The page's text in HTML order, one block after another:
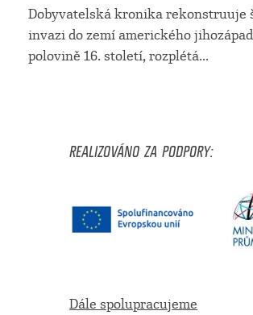
Dobyvatelská kronika rekonstruuje
invazi do zemí amerického
polovině 16. století, rozplétá...
REALIZOVÁNO ZA PODPORY:
Dále spolupracujeme